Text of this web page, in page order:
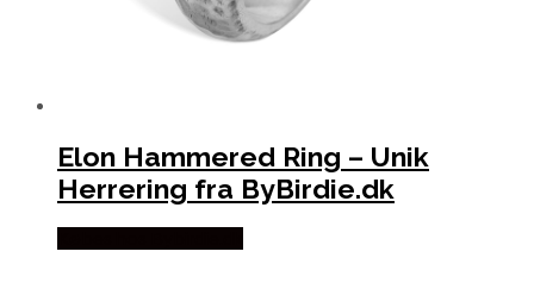
Elon Hammered Ring – Unik
Herrering fra ByBirdie.dk